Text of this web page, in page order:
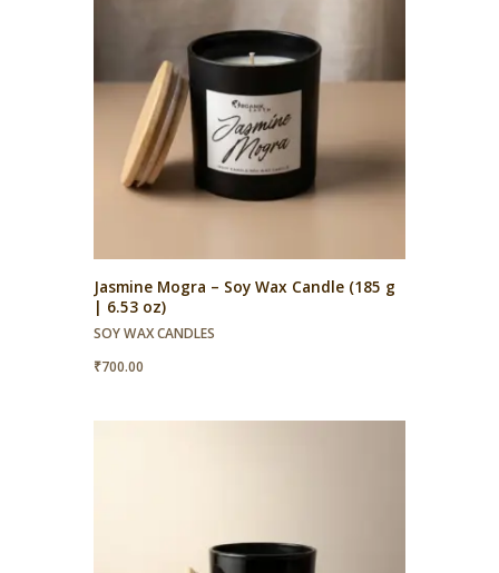
Jasmine Mogra – Soy Wax Candle (185 g
| 6.53 oz)
SOY WAX CANDLES
₹700.00